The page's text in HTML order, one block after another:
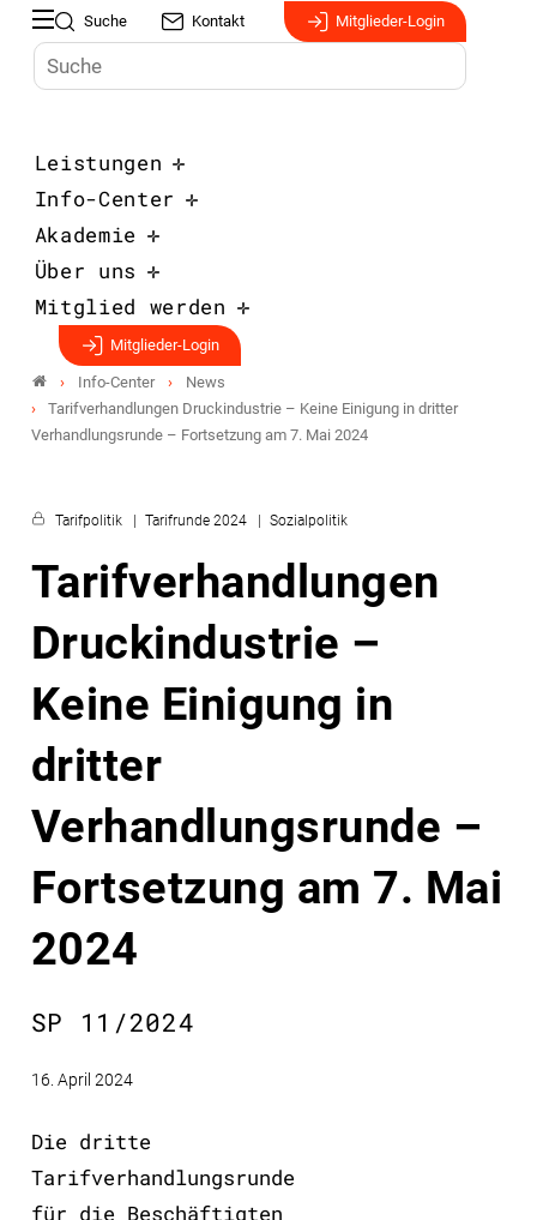
Suche Kontakt Mitglieder-Login
Leistungen
Info-Center
Akademie
Über uns
Mitglied werden
Mitglieder-Login
Info-Center
News
Tarifverhandlungen Druckindustrie – Keine Einigung in dritter
Verhandlungsrunde – Fortsetzung am 7. Mai 2024
Tarifpolitik Tarifrunde 2024 Sozialpolitik
Tarifverhandlungen
Druckindustrie –
Keine Einigung in
dritter
Verhandlungsrunde –
Fortsetzung am 7. Mai
2024
SP 11/2024
16. April 2024
Die dritte
Tarifverhandlungsrunde
für die Beschäftigten